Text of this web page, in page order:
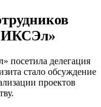
ИКСЭл»
посетила делегация
стало обсуждение
проектов